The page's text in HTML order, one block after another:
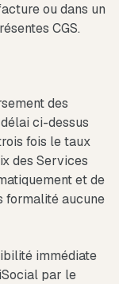
ou dans un
CGS.
des
ci-dessus
fois le taux
des Services
et de
formalité aucune
immédiate
par le